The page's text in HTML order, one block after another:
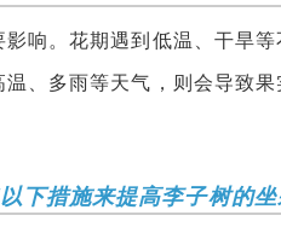
。花期遇到低温、干旱等
、多雨等天气，则会导致果
下措施来提高李子树的坐